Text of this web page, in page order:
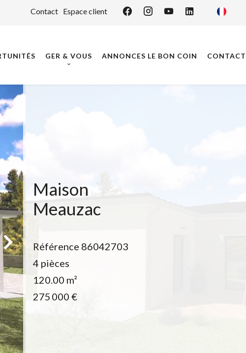
Contact Espace client
GER & VOUS ANNONCES LE BON COIN CONTACT
Maison
Meauzac
Référence 86042703
4 pièces
120.00 m²
275 000 €